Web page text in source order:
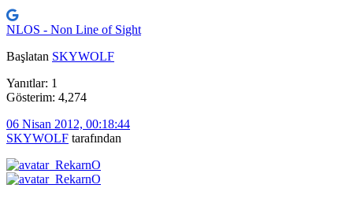
NLOS - Non Line of Sight
Başlatan SKYWOLF
Yanıtlar: 1
Gösterim: 4,274
06 Nisan 2012, 00:18:44
SKYWOLF tarafından